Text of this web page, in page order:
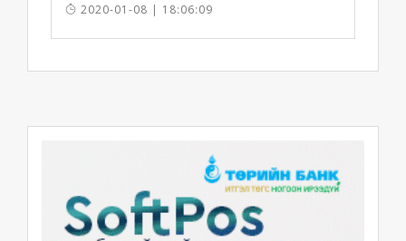
2020-01-08 | 18:06:09